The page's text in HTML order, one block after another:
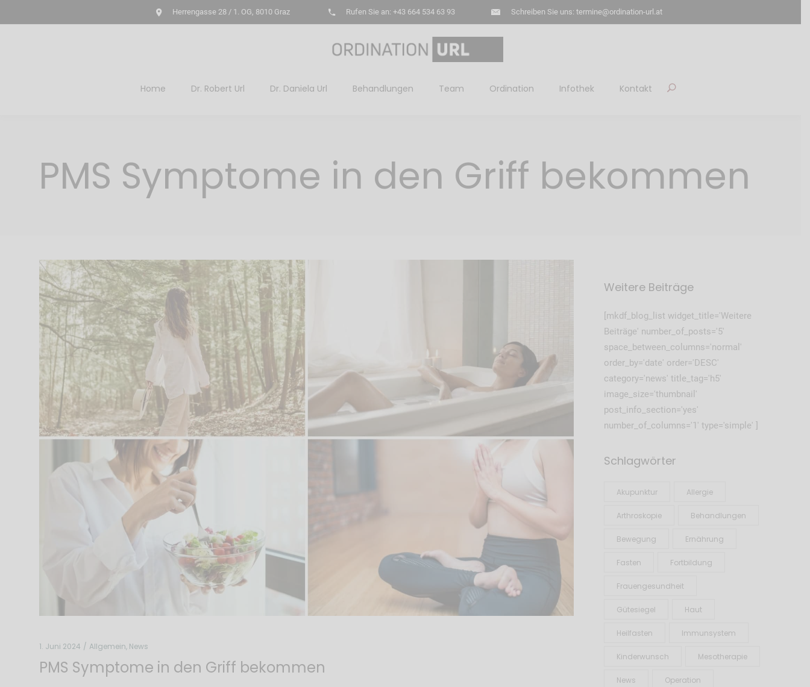
Herrengasse 28 / 1. OG, 8010 Graz Rufen Sie an: +43 664 534 63 93 Schreiben Sie uns: termine@ordination-url.at
Home Dr. Robert Url Dr. Daniela Url Behandlungen Team Ordination Infothek Kontakt
PMS Symptome in den Griff bekommen
1. Juni 2024 Allgemein, News
PMS Symptome in den Griff bekommen
Weitere Beiträge
[mkdf_blog_list widget_title='Weitere
Beiträge' number_of_posts='5'
space_between_columns='normal'
order_by='date' order='DESC'
category='news' title_tag='h5'
image_size='thumbnail'
post_info_section='yes'
number_of_columns='1' type='simple' ]
Schlagwörter
Akupunktur Allergie
Arthroskopie Behandlungen
Bewegung Ernährung
Fasten Fortbildung
Frauengesundheit
Gütesiegel Haut
Heilfasten Immunsystem
Kinderwunsch Mesotherapie
News Operation